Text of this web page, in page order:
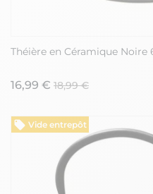
Théière en Céramique Noire
16,99 € 18,99 €
Vide entrepôt